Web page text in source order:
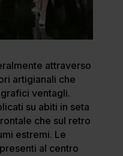
attraverso
artigianali che
ventagli.
su abiti in seta
che sul retro
estremi. Le
al centro